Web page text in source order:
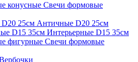
Свечи формовые
Античные D20 25см
Интерьерные D15 35см
Свечи формовые